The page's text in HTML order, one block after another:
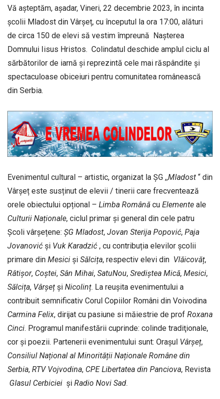
Vă așteptăm, așadar, Vineri, 22 decembrie 2023, în incinta
școlii Mladost din Vârşeț, cu începutul la ora 17:00, alături
de circa 150 de elevi să vestim împreună Nașterea
Domnului Iisus Hristos. Colindatul deschide amplul ciclu al
sărbătorilor de iarnă și reprezintă cele mai răspândite și
spectaculoase obiceiuri pentru comunitatea românească
din Serbia.
Evenimentul cultural – artistic, organizat la ȘG ,,Mladost “ din
Vârşeț este susținut de elevii / tinerii care frecventează
orele obiectului opțional – Limba Română cu Elemente ale
Culturii Naționale, ciclul primar și general din cele patru
Școli vârșețene: ȘG Mladost, Jovan Sterija Popović, Paja
Jovanović și Vuk Karadzić , cu contribuția elevilor școlii
primare din Mesici și Sălcița, respectiv elevi din Vlăicovăț,
Râtișor, Coștei, Sân Mihai, SatuNou, Srediștea Mică, Mesici,
Sălcița, Vârşeț și Nicolinț. La reușita evenimentului a
contribuit semnificativ Corul Copiilor Români din Voivodina
Carmina Felix, dirijat cu pasiune si măiestrie de prof Roxana
Cinci. Programul manifestării cuprinde: colinde tradiţionale,
cor și poezii. Partenerii evenimentului sunt: Oraşul Vârșeț,
Consiliul Național al Minorității Naționale Române din
Serbia, RTV Vojvodina, CPE Libertatea din Panciova, Revista
Glasul Cerbiciei și Radio Novi Sad.